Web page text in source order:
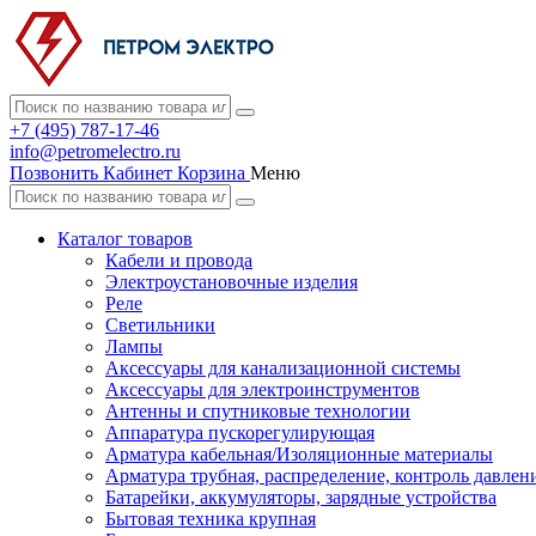
+7 (495) 787-17-46
info@petromelectro.ru
Позвонить Кабинет Корзина Меню
Каталог товаров
Кабели и провода
Электроустановочные изделия
Реле
Светильники
Лампы
Аксессуары для канализационной системы
Аксессуары для электроинструментов
Антенны и спутниковые технологии
Аппаратура пускорегулирующая
Арматура кабельная/Изоляционные материалы
Арматура трубная, распределение, контроль
Батарейки, аккумуляторы, зарядные устройства
Бытовая техника крупная